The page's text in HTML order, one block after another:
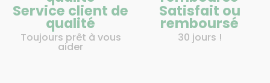
Service client de
qualité
Toujours prêt à vous
aider
Satisfait ou
remboursé
30 jours !